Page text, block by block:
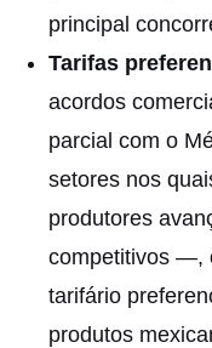
principal
Tarifas
acordos
parcial com o
setores nos
produtores
competitivos —,
tarifário
produtos